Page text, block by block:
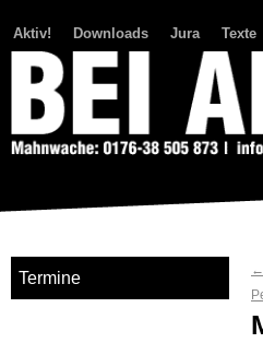
Aktiv! Downloads Jura Texte
←
Termine